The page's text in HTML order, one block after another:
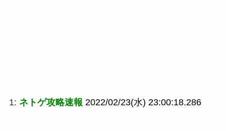
1: ネトゲ攻略速報 2022/02/23(水) 23:00:18.286